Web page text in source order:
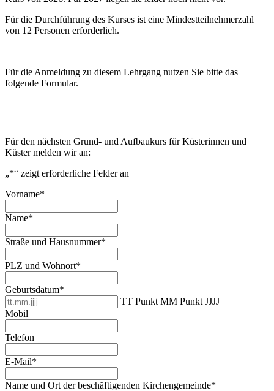
Für die Durchführung des Kurses ist eine Mindestteilnehmerzahl
von 12 Personen erforderlich.
Für die Anmeldung zu diesem Lehrgang nutzen Sie bitte das
folgende Formular.
Für den nächsten Grund- und Aufbaukurs für Küsterinnen und
Küster melden wir an:
„*“ zeigt erforderliche Felder an
Vorname*
Name*
Straße und Hausnummer*
PLZ und Wohnort*
Geburtsdatum*
TT Punkt MM Punkt JJJJ
Mobil
Telefon
E-Mail*
Name und Ort der beschäftigenden Kirchengemeinde*